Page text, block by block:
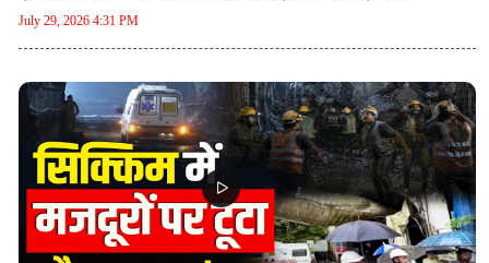
July 29, 2026 4:31 PM